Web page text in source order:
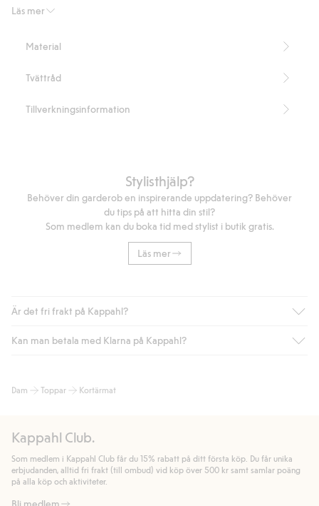
Läs merInnehåller 100% återvunnen polyester
Material
Tvättråd
Tillverkningsinformation
Stylisthjälp?
Behöver din garderob en inspirerande uppdatering? Behöver
du tips på att hitta din stil?
Som medlem kan du boka tid med stylist i butik gratis.
Läs mer
Är det fri frakt på Kappahl?
Är du medlem i Kappahl Club har du alltid gratis frakt till butik
automatik efter du loggat in och identifierats som medlem.
handlar för.
Läs mer
Kan man betala med Klarna på Kappahl?
bland annat faktura och swish men även andra betalningssätt.
allmänna villkor.
Läs mer
Dam Toppar Kortärmat
Kappahl Club.
Som medlem i Kappahl Club får du 15% rabatt på ditt första köp. Du får unika
erbjudanden, alltid fri frakt (till ombud) vid köp över 500 kr samt samlar poäng
på alla köp och aktiviteter.
Bli medlem